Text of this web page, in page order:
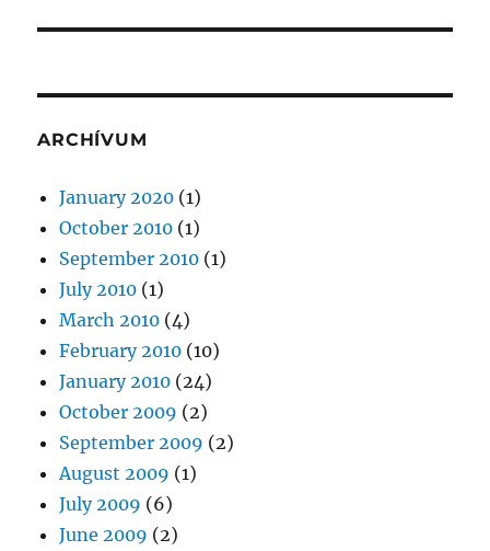
ARCHÍVUM
January 2020 (1)
October 2010 (1)
September 2010 (1)
July 2010 (1)
March 2010 (4)
February 2010 (10)
January 2010 (24)
October 2009 (2)
September 2009 (2)
August 2009 (1)
July 2009 (6)
June 2009 (2)